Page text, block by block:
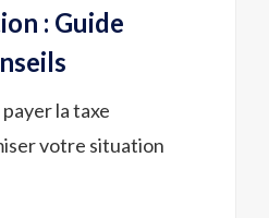
: Guide
la taxe
votre situation